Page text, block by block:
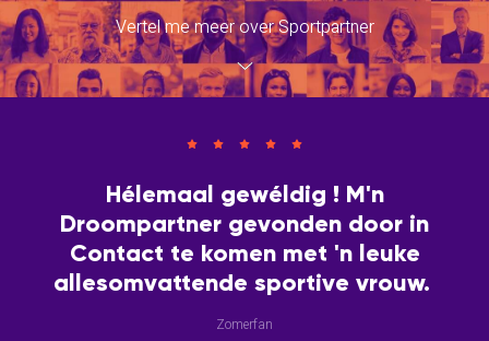
Vertel me meer over Sportpartner
Hélemaal gewéldig ! M'n
Droompartner gevonden door in
Contact te komen met 'n leuke
allesomvattende sportive vrouw.
Zomerfan